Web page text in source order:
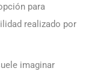
para
realizado por
imaginar